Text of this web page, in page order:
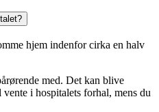
hjem indenfor cirka en halv
med. Det kan blive
i hospitalets forhal, mens du